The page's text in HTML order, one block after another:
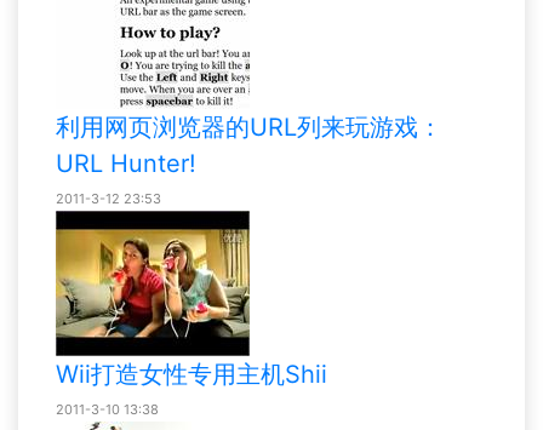
利用网页浏览器的URL列来玩游戏：
URL Hunter!
2011-3-12 23:53
Wii打造女性专用主机Shii
2011-3-10 13:38